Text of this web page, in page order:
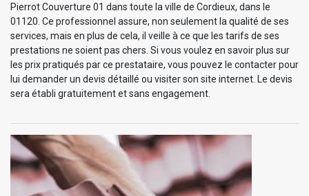
Pierrot Couverture 01 dans toute la ville de Cordieux, dans le
01120. Ce professionnel assure, non seulement la qualité de ses
services, mais en plus de cela, il veille à ce que les tarifs de ses
prestations ne soient pas chers. Si vous voulez en savoir plus sur
les prix pratiqués par ce prestataire, vous pouvez le contacter pour
lui demander un devis détaillé ou visiter son site internet. Le devis
sera établi gratuitement et sans engagement.